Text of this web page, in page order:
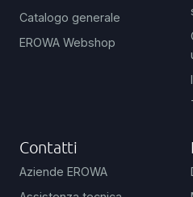
Catalogo generale
EROWA Webshop
Contatti
Aziende EROWA